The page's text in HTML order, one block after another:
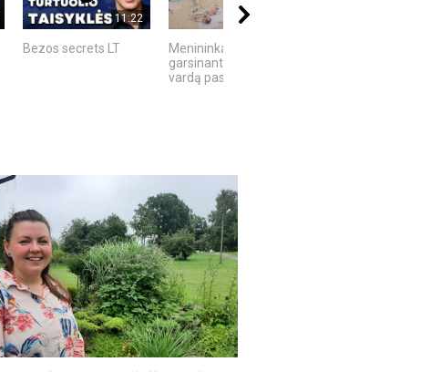
11:22
Bezos secrets LT
Menininkai,
garsinantys Lietuvos
vardą pasaulyje